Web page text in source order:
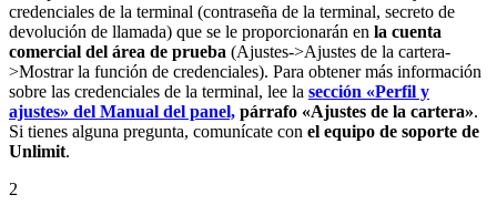
credenciales de la terminal (contraseña de la terminal, secreto de
devolución de llamada) que se le proporcionarán en la cuenta
comercial del área de prueba (Ajustes->Ajustes de la cartera-
>Mostrar la función de credenciales). Para obtener más información
sobre las credenciales de la terminal, lee la sección «Perfil y
ajustes» del Manual del panel, párrafo «Ajustes de la cartera».
Si tienes alguna pregunta, comunícate con el equipo de soporte de
Unlimit.
2